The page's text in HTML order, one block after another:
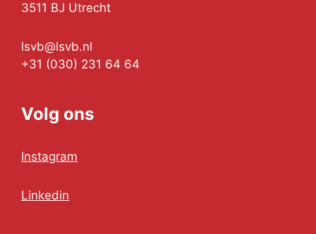
3511 BJ Utrecht
lsvb@lsvb.nl
+31 (030) 231 64 64
Volg ons
Instagram
Linkedin